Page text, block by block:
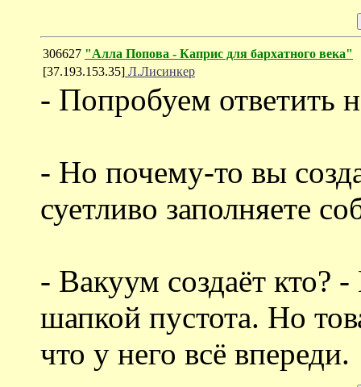
306627 "Алла Попова - Каприс для бархатного века"
[37.193.153.35] Л.Лисинкер
- Попробуем ответить
- Но почему-то вы
суетливо заполняете
- Вакуум создаёт кто?
шапкой пустота. Но
что у него всё впереди.